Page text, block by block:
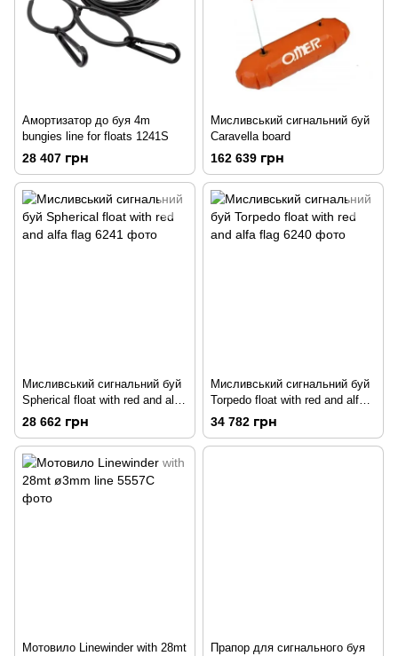
Амортизатор до буя 4m
bungies line for floats 1241S
28 407 грн
Мисливський сигнальний буй
Caravella board
162 639 грн
Мисливський сигнальний буй
Spherical float with red and alfa
flag
28 662 грн
Мисливський сигнальний буй
Torpedo float with red and alfa
flag
34 782 грн
Мотовило Linewinder with 28mt
Прапор для сигнального буя